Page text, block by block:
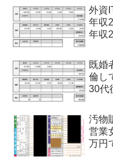
外資
年収
年収
既婚
倫し
30代
汚物
営業
万円